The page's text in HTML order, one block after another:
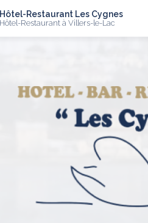
Hôtel-Restaurant Les Cygnes
Hôtel-Restaurant à Villers-le-Lac